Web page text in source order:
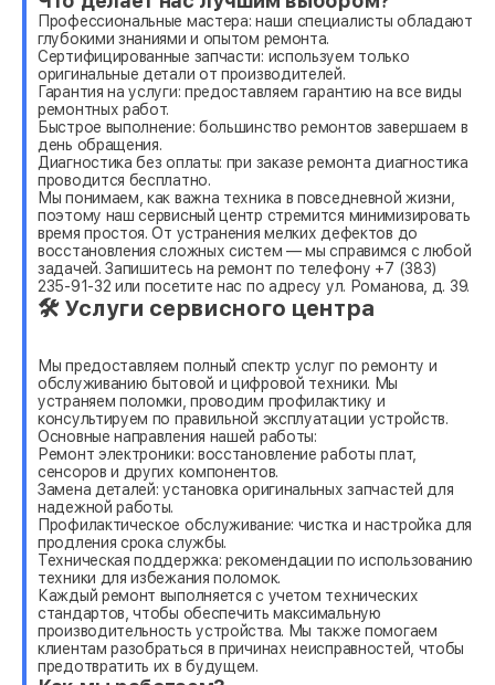
Профессиональные мастера: наши специалисты обладают
глубокими знаниями и опытом ремонта.
Сертифицированные запчасти: используем только
оригинальные детали от производителей.
Гарантия на услуги: предоставляем гарантию на все виды
ремонтных работ.
Быстрое выполнение: большинство ремонтов завершаем в
день обращения.
Диагностика без оплаты: при заказе ремонта диагностика
проводится бесплатно.
Мы понимаем, как важна техника в повседневной жизни,
поэтому наш сервисный центр стремится минимизировать
время простоя. От устранения мелких дефектов до
восстановления сложных систем — мы справимся с любой
задачей. Запишитесь на ремонт по телефону +7 (383)
235-91-32 или посетите нас по адресу ул. Романова, д. 39.
🛠 Услуги сервисного центра
Мы предоставляем полный спектр услуг по ремонту и
обслуживанию бытовой и цифровой техники. Мы
устраняем поломки, проводим профилактику и
консультируем по правильной эксплуатации устройств.
Основные направления нашей работы:
Ремонт электроники: восстановление работы плат,
сенсоров и других компонентов.
Замена деталей: установка оригинальных запчастей для
надежной работы.
Профилактическое обслуживание: чистка и настройка для
продления срока службы.
Техническая поддержка: рекомендации по использованию
техники для избежания поломок.
Каждый ремонт выполняется с учетом технических
стандартов, чтобы обеспечить максимальную
производительность устройства. Мы также помогаем
клиентам разобраться в причинах неисправностей, чтобы
предотвратить их в будущем.